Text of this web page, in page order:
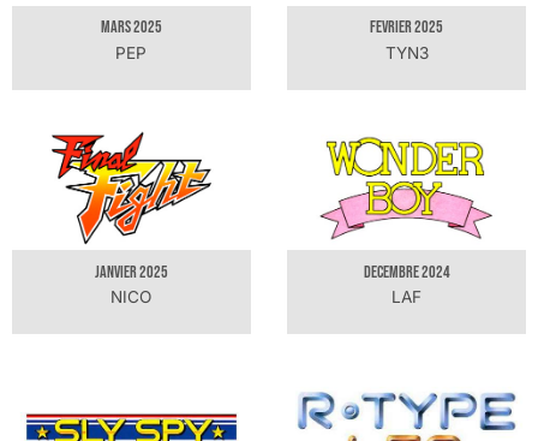
MARS 2025
PEP
FEVRIER 2025
TYN3
JANVIER 2025
NICO
DECEMBRE 2024
LAF